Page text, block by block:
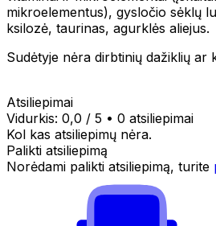
mikroelementus), gysločio sėklų
ksilozė, taurinas, agurklės aliejus.
Sudėtyje nėra dirbtinių dažiklių ar
Atsiliepimai
Vidurkis: 0,0 / 5 • 0 atsiliepimai
Kol kas atsiliepimų nėra.
Palikti atsiliepimą
Norėdami palikti atsiliepimą, turite